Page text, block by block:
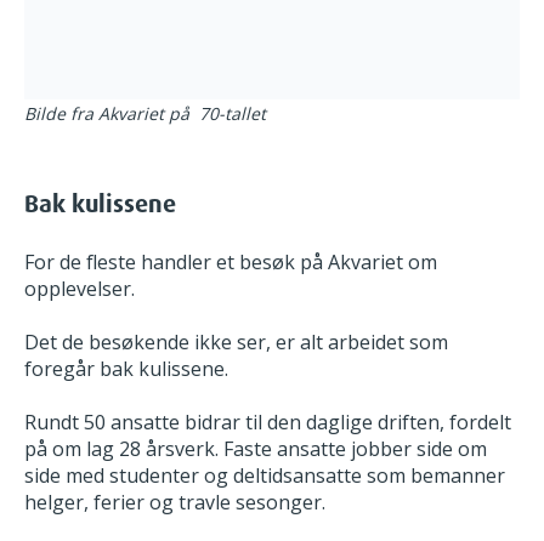
Bilde fra Akvariet på 70-tallet
Bak kulissene
For de fleste handler et besøk på Akvariet om
opplevelser.
Det de besøkende ikke ser, er alt arbeidet som
foregår bak kulissene.
Rundt 50 ansatte bidrar til den daglige driften, fordelt
på om lag 28 årsverk. Faste ansatte jobber side om
side med studenter og deltidsansatte som bemanner
helger, ferier og travle sesonger.